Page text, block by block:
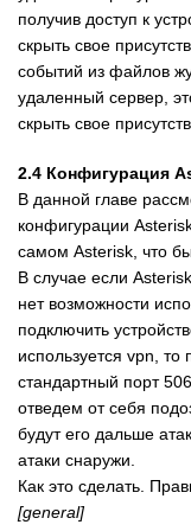
получив доступ к
скрыть свое
событий из файлов
удаленный сервер,
скрыть свое
2.4 Конфигурация
В данной главе
конфигурации
самом Asterisk, что
В случае если
нет возможности
подключить
используется vpn, то
стандартный порт
отведем от себя
будут его дальше
атаки снаружи.
Как это сделать.
[general]